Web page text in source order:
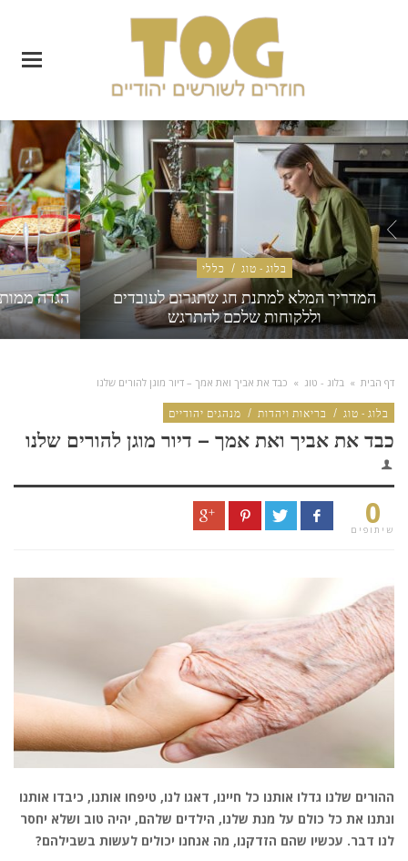
בלוג - טוג / כללי
המדריך המלא למתנת חג שתגרום לעובדים
וללקוחות שלכם להתרגש
הגדה
דף הבית » בלוג - טוג » כבד את אביך ואת אמך – דיור מוגן להורים שלנו
בלוג - טוג / בריאות ויהדות / מנהגים יהודיים
כבד את אביך ואת אמך – דיור מוגן להורים שלנו
0
שיתופים
ההורים שלנו גדלו אותנו כל חיינו, דאגו לנו, טיפחו אותנו, כיבדו אותנו
ונתנו את כל כולם על מנת שלנו, הילדים שלהם, יהיה טוב ושלא יחסר
לנו דבר. עכשיו שהם הזדקנו, מה אנחנו יכולים לעשות בשבילהם?